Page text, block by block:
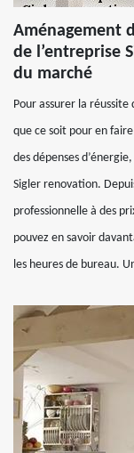
Aménagement
de l’entreprise
du marché
Pour assurer la
que ce soit pour en
des dépenses
Sigler renovation.
professionnelle à des
pouvez en savoir
les heures de bureau.